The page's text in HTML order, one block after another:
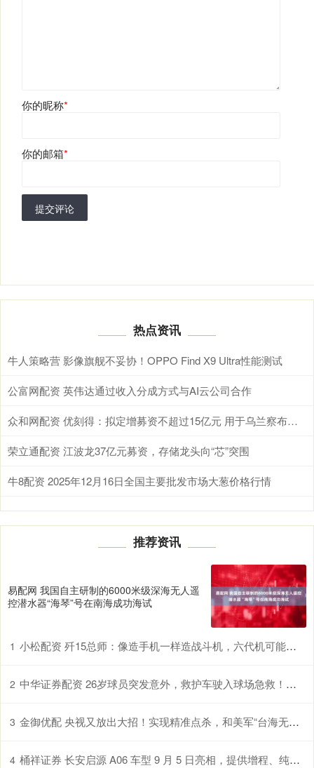
你的昵称*
你的邮箱*
提交评论
热点资讯
牛人策略营 影像旗舰不妥协！OPPO Find X9 Ultra性能测试
公富网配资 英伟达通过收入分成方式与AI云公司合作
众和网配资 优刻得：拟定增募资不超过15亿元 用于乌兰察布智算中心及智算集群建设运营项目
荣立通配资 江波龙37亿元募资，存储龙头向“芯”突围
牛8配资 2025年12月16日全国主要批发市场大葱价格行情
推荐资讯
易配网 我国自主研制的6000米级深海无人遥
控潜水器“海琴”号在南海成功海试
1 小松配资 歼15总师：像造手机一样造战斗机，六代机可能两年后就会服役
2 中华证券配资 26岁球员突发意外，救护车驶入球场急救！知名男星也自曝发病濒死感受！警惕
3 金御优配 央视又放出大招！实现精准点杀，和美军“台海无人地狱”一较高下
4 桶祥证券 长安启源 A06 车型 9 月 5 日亮相，提供增程、纯电双版本